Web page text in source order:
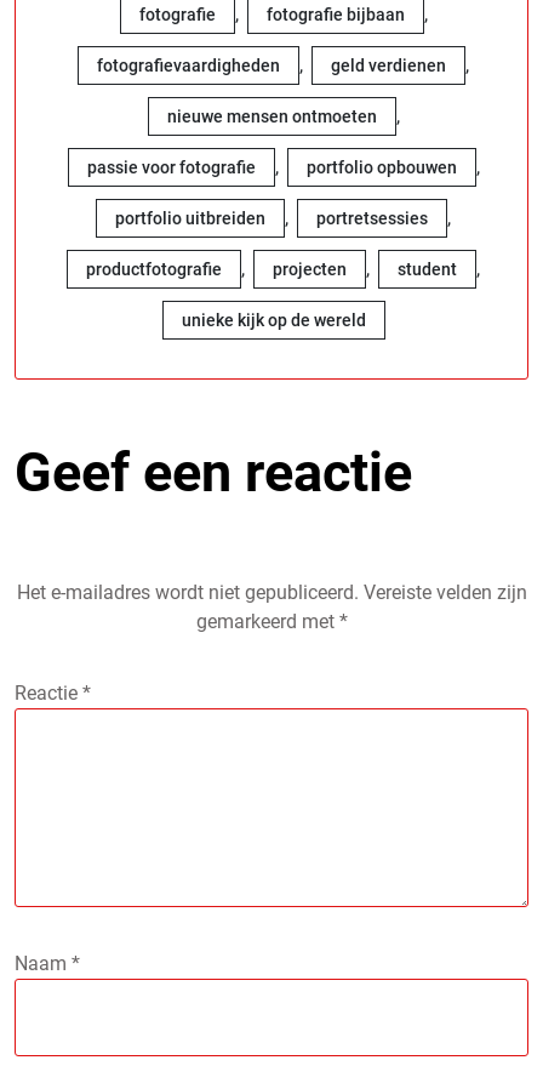
fotografie , fotografie bijbaan ,
fotografievaardigheden , geld verdienen ,
nieuwe mensen ontmoeten ,
passie voor fotografie , portfolio opbouwen ,
portfolio uitbreiden , portretsessies ,
productfotografie , projecten , student ,
unieke kijk op de wereld
Geef een reactie
Het e-mailadres wordt niet gepubliceerd. Vereiste velden zijn
gemarkeerd met *
Reactie *
Naam *